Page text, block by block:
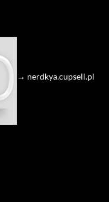
→ nerdkya.cupsell.pl